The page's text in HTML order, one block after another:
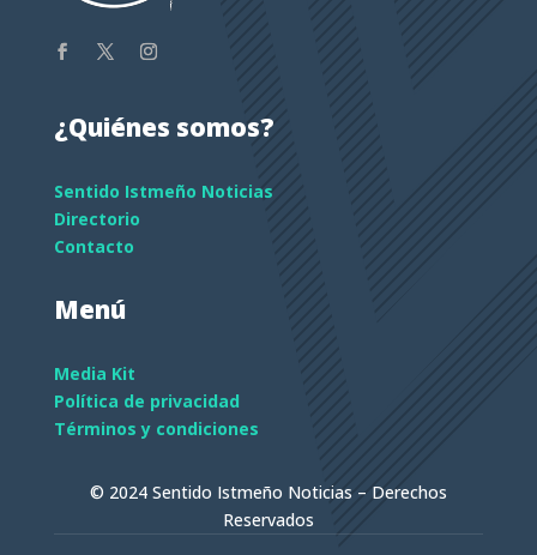
¿Quiénes somos?
Sentido Istmeño Noticias
Directorio
Contacto
Menú
Media Kit
Política de privacidad
Términos y condiciones
© 2024 Sentido Istmeño Noticias – Derechos
Reservados